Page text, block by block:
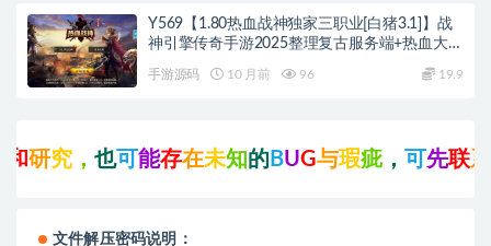
Y569【1.80热血战神独家三职业[白猪3.1]】战
神引擎传奇手游2025整理复古服务端+热血大陆
手游源码 10 月前 96 19.9
究，也可 能存 在未知的BUG 与瑕疵，可先 联 系站长
文件解压密码说明：